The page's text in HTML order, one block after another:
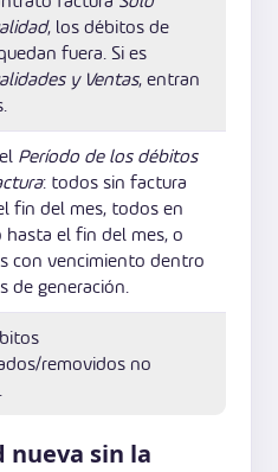
, los débitos de
fuera. Si es
y Ventas, entran
Período de los débitos
: todos sin factura
fin del mes, todos en
hasta el fin del mes, o
con vencimiento dentro
de generación.
removidos no
nueva sin la